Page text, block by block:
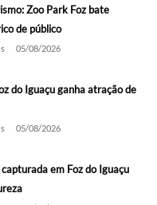
Zoo Park Foz bate
de público
05/08/2026
do Iguaçu ganha atração de
05/08/2026
em Foz do Iguaçu